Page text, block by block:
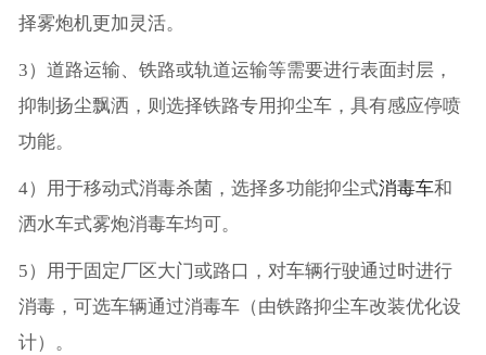
择雾炮机更加灵活。
3）道路运输、铁路或轨道运输等需要进行表面封层，
抑制扬尘飘洒，则选择铁路专用抑尘车，具有感应停喷
功能。
4）用于移动式消毒杀菌，选择多功能抑尘式消毒车和
洒水车式雾炮消毒车均可。
5）用于固定厂区大门或路口，对车辆行驶通过时进行
消毒，可选车辆通过消毒车（由铁路抑尘车改装优化设
计）。